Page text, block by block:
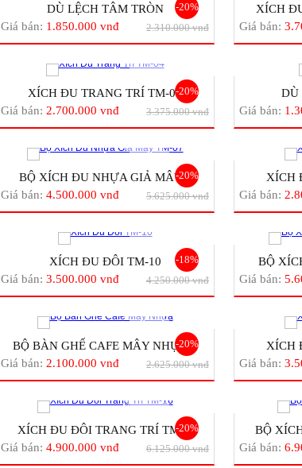
-20%
DÙ LỆCH TÂM TRÒN
Giá bán: 1.850.000 vnđ 2.310.000 vnđ
XÍCH
Giá bán:
-20%
XÍCH ĐU TRANG TRÍ TM-04
Giá bán: 2.700.000 vnđ 3.375.000 vnđ
DÙ
Giá bán:
-20%
BỘ XÍCH ĐU NHỰA GIẢ MÂY...
Giá bán: 4.500.000 vnđ 5.625.000 vnđ
XÍCH
Giá bán:
-18%
XÍCH ĐU ĐÔI TM-10
Giá bán: 3.500.000 vnđ 4.250.000 vnđ
BỘ
Giá bán:
-20%
BỘ BÀN GHẾ CAFE MÂY NHỰA...
Giá bán: 2.100.000 vnđ 2.625.000 vnđ
XÍCH
Giá bán:
-20%
XÍCH ĐU ĐÔI TRANG TRÍ TM-...
Giá bán: 4.900.000 vnđ 6.125.000 vnđ
BỘ
Giá bán: